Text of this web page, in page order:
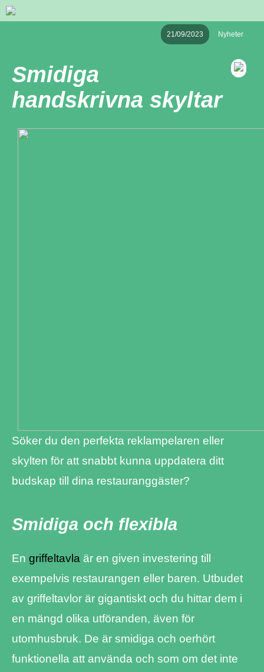
21/09/2023 Nyheter
Smidiga
handskrivna skyltar
Söker du den perfekta reklampelaren eller
skylten för att snabbt kunna uppdatera ditt
budskap till dina restauranggäster?
Smidiga och flexibla
En griffeltavla är en given investering till
exempelvis restaurangen eller baren. Utbudet
av griffeltavlor är gigantiskt och du hittar dem i
en mängd olika utföranden, även för
utomhusbruk. De är smidiga och oerhört
funktionella att använda och som om det inte